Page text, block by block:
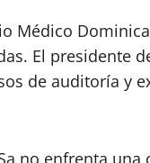
Médico
El presidente
de auditoría y